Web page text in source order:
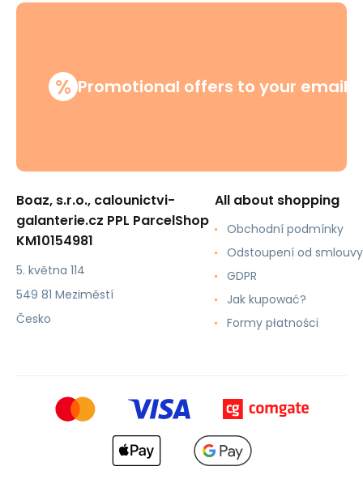
% Promotional offers to your email
Boaz, s.r.o., calounictvi-
galanterie.cz PPL ParcelShop
KM10154981
5. května 114
549 81 Meziměstí
Česko
All about shopping
Obchodní podmínky
Odstoupení od smlouvy
GDPR
Jak kupować?
Formy płatności